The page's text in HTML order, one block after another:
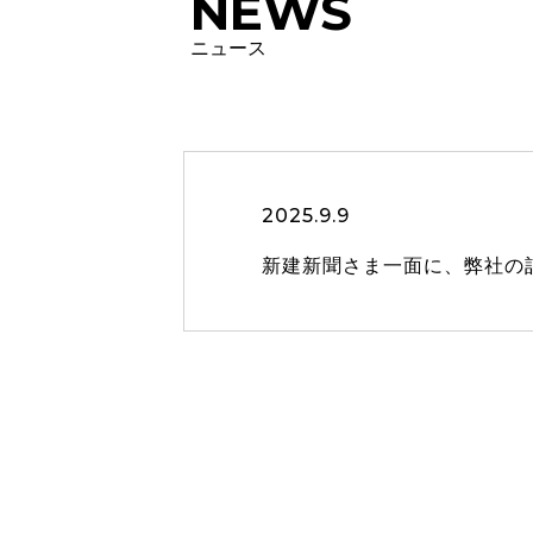
ニュース
2025.9.9
新建新聞さま一面に、弊社